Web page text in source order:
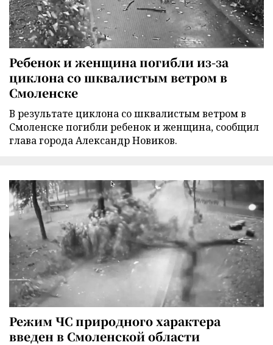
Ребенок и женщина погибли из-за
циклона со шквалистым ветром в
Смоленске
В результате циклона со шквалистым ветром в
Смоленске погибли ребенок и женщина, сообщил
глава города Александр Новиков.
Режим ЧС природного характера
введен в Смоленской области